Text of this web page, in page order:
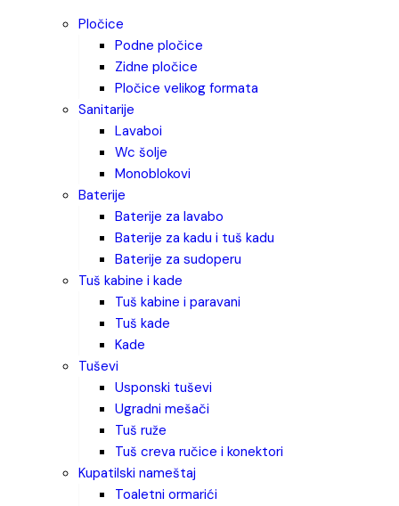
pločice
podne pločice
zidne pločice
pločice velikog formata
sanitarije
lavaboi
wc šolje
monoblokovi
baterije
baterije za lavabo
baterije za kadu i tuš kadu
baterije za sudoperu
tuš kabine i kade
tuš kabine i paravani
tuš kade
kade
tuševi
usponski tuševi
ugradni mešači
tuš ruže
tuš creva ručice i konektori
kupatilski nameštaj
toaletni ormarići